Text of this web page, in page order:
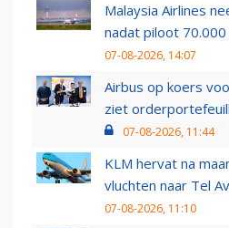
Malaysia Airlines
nadat piloot
07-08-2026, 14:07
Airbus op koers
ziet
07-08-2026, 11:44
KLM hervat na
vluchten naar Tel
07-08-2026, 11:10